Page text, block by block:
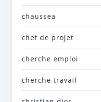
chaussea
chef de projet
cherche emploi
cherche travail